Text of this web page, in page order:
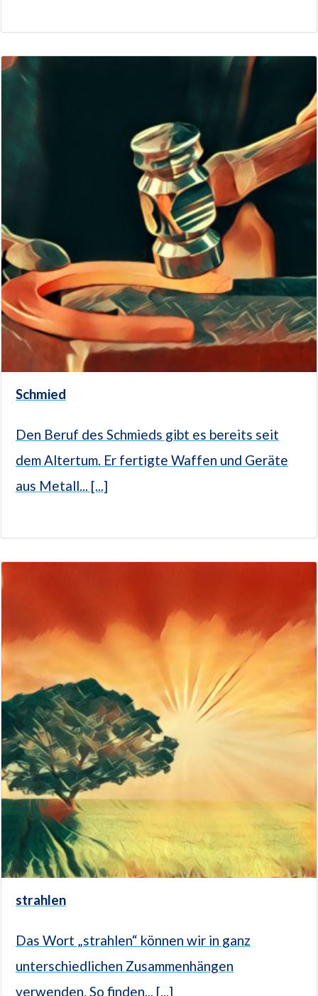
Schmied
Den Beruf des Schmieds gibt es bereits seit
dem Altertum. Er fertigte Waffen und Geräte
aus Metall... [...]
strahlen
Das Wort „strahlen“ können wir in ganz
unterschiedlichen Zusammenhängen
verwenden. So finden... [...]